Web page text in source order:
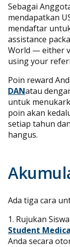
Sebagai
mendapatkan
mendaftar
assistance
World — either
using your
Poin reward
DANatau
untuk
poin akan
setiap tahun
hangus.
Ada tiga cara
1. Rujukan
Student
Anda secara